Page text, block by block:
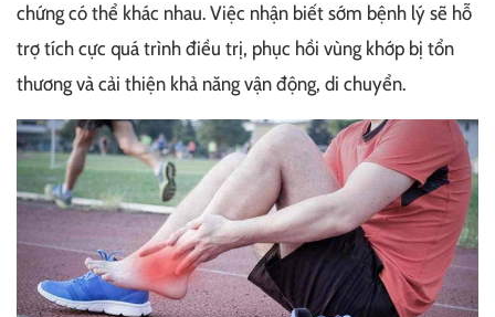
chứng có thể khác nhau. Việc nhận biết sớm bệnh lý sẽ hỗ
trợ tích cực quá trình điều trị, phục hồi vùng khớp bị tổn
thương và cải thiện khả năng vận động, di chuyển.